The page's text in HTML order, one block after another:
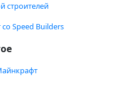
строителей
Speed Builders